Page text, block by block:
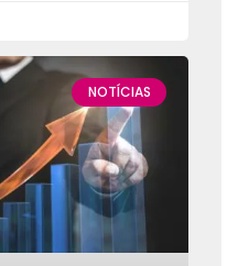
NOTÍCIAS